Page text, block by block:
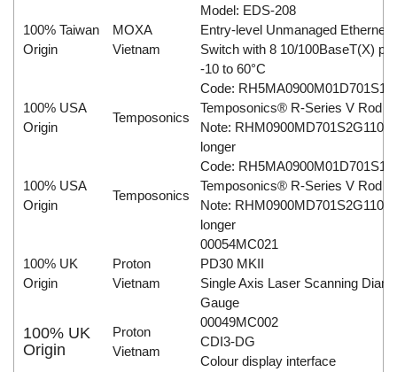
100% Taiwan
Origin
MOXA
Vietnam
Model: EDS-208
Entry-level Unmanaged Ethernet
Switch with 8 10/100BaseT(X)
-10 to 60°C
100% USA
Origin
Temposonics
Code:
Temposonics® R-Series V Rod
Note: RHM0900MD701S2G1100
longer
100% USA
Origin
Temposonics
Code:
Temposonics® R-Series V Rod
Note: RHM0900MD701S2G1100
longer
100% UK
Origin
Proton
Vietnam
00054MC021
PD30 MKII
Single Axis Laser Scanning
Gauge
100% UK
Origin
Proton
Vietnam
00049MC002
CDI3-DG
Colour display interface